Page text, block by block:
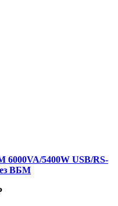
6000VA/5400W USB/RS-
ВБМ